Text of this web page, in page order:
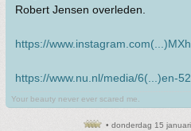
Robert Jensen overleden.
https://
https://www.nu.nl/media/6(...)en-
Your beauty never ever scared me.
• donderdag 15